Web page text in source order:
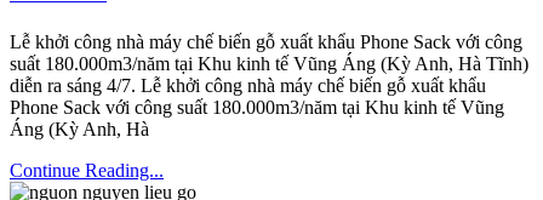
Lễ khởi công nhà máy chế biến gỗ xuất khẩu Phone Sack với công
suất 180.000m3/năm tại Khu kinh tế Vũng Áng (Kỳ Anh, Hà Tĩnh)
diễn ra sáng 4/7. Lễ khởi công nhà máy chế biến gỗ xuất khẩu
Phone Sack với công suất 180.000m3/năm tại Khu kinh tế Vũng
Áng (Kỳ Anh, Hà
Continue Reading...